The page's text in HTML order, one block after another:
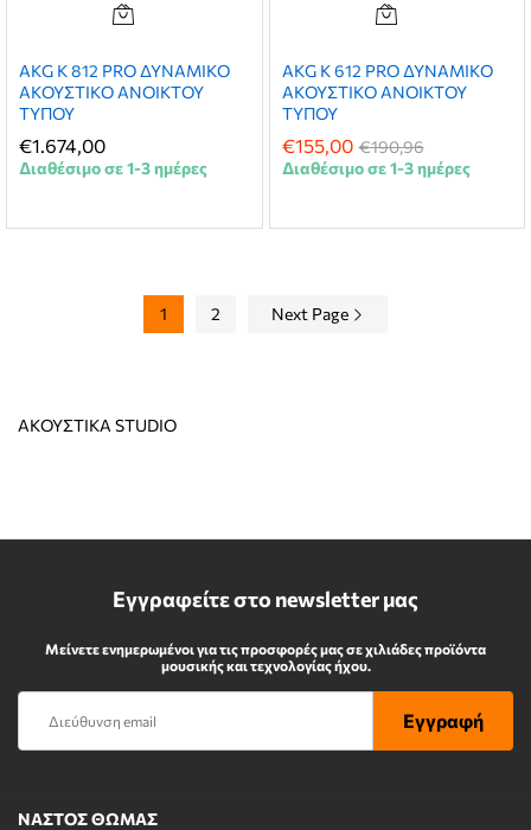
AKG K 812 PRO ΔΥΝΑΜΙΚΟ
ΑΚΟΥΣΤΙΚΟ ΑΝΟΙΚΤΟΥ
ΤΥΠΟΥ
€1.674,00
Διαθέσιμο σε 1-3 ημέρες
AKG K 612 PRO ΔΥΝΑΜΙΚΟ
ΑΚΟΥΣΤΙΚΟ ΑΝΟΙΚΤΟΥ
ΤΥΠΟΥ
€155,00 €190,96
Διαθέσιμο σε 1-3 ημέρες
1 2 Next Page
ΑΚΟΥΣΤΙΚΑ STUDIO
Εγγραφείτε στο newsletter μας
Μείνετε ενημερωμένοι για τις προσφορές μας σε χιλιάδες προϊόντα
μουσικής και τεχνολογίας ήχου.
ΝΑΣΤΟΣ ΘΩΜΑΣ